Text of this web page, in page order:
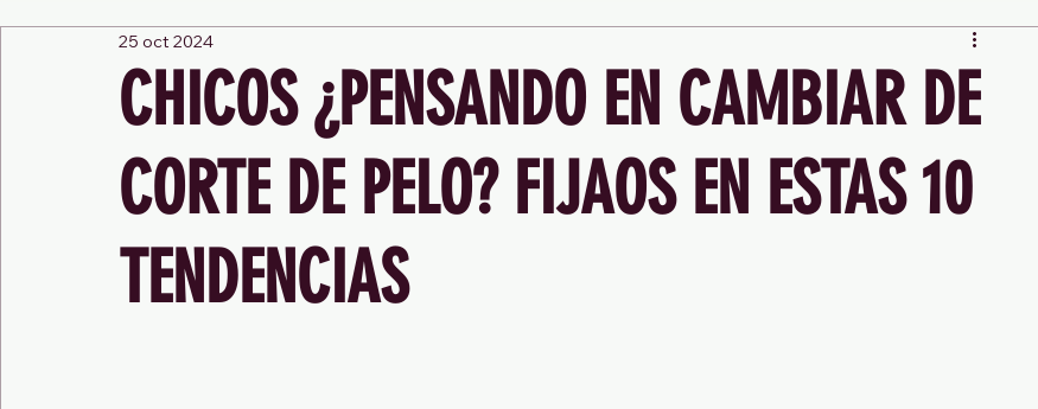
CHICOS ¿PENSANDO EN CAMBIAR DE
CORTE DE PELO? FIJAOS EN ESTAS 10
TENDENCIAS
25 oct 2024